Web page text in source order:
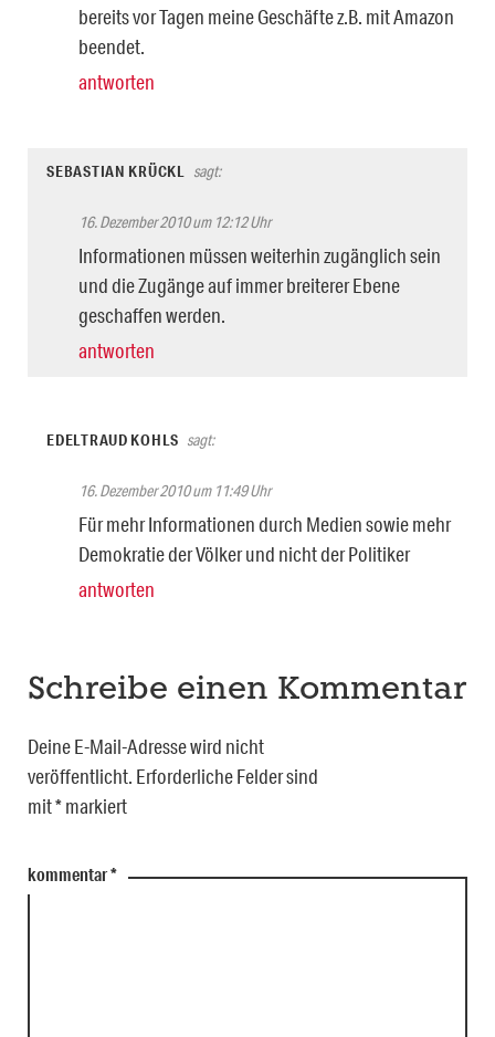
bereits vor Tagen meine Geschäfte z.B. mit Amazon
beendet.
antworten
SEBASTIAN KRÜCKL sagt:
16. Dezember 2010 um 12:12 Uhr
Informationen müssen weiterhin zugänglich sein
und die Zugänge auf immer breiterer Ebene
geschaffen werden.
antworten
EDELTRAUD KOHLS sagt:
16. Dezember 2010 um 11:49 Uhr
Für mehr Informationen durch Medien sowie mehr
Demokratie der Völker und nicht der Politiker
antworten
Schreibe einen Kommentar
Deine E-Mail-Adresse wird nicht
veröffentlicht. Erforderliche Felder sind
mit*markiert
kommentar*